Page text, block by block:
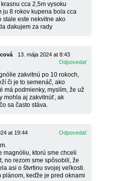
cca 2,5m vysoku
ju 8 rokov kupena bola cca
stale este nekvitne ako
dakujem za rady
13. mája 2024 at 8:43
Odpovedať
zakvitnú po 10 rokoch,
či je to semenáč, ako
má podmienky, myslím, že už
mohla aj zakvitnúť, ak
sa často stáva.
at 19:44 Odpovedať
magnóliu, ktorú sme chceli
no rezom sme spôsobili, že
asi o štvrtinu svojej veľkosti.
plánom, keďže je pred oknami